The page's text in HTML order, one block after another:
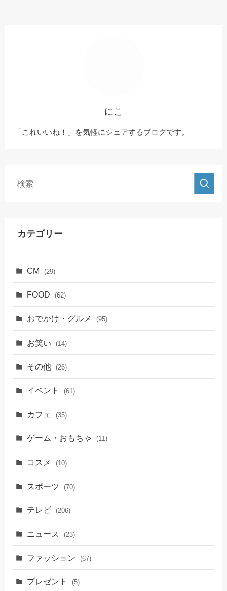
にこ
「これいいね！」を気軽にシェアするブログです。
カテゴリー
CM (29)
FOOD (62)
おでかけ・グルメ (95)
お笑い (14)
その他 (26)
イベント (61)
カフェ (35)
ゲーム・おもちゃ (11)
コスメ (10)
スポーツ (70)
テレビ (206)
ニュース (23)
ファッション (67)
プレゼント (5)